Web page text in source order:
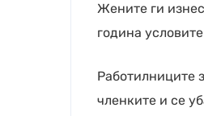
Жените ги
година
Работилниците
членките и се